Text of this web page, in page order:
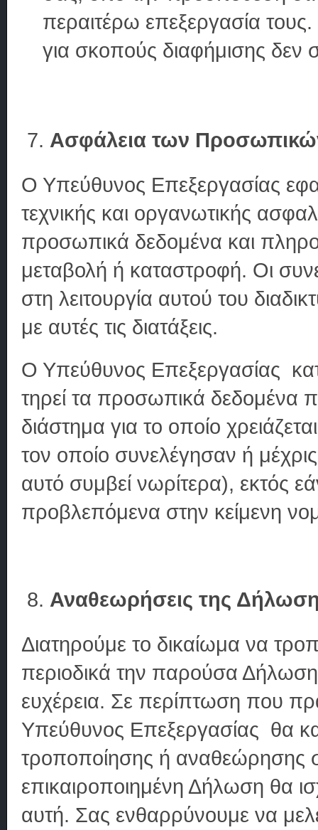
περαιτέρω επεξεργασία
για σκοπούς διαφήμισης δεν
Ασφάλεια των
O Yπεύθυνος Επεξεργασίας
τεχνικής και οργανωτικής
προσωπικά δεδομένα και
μεταβολή ή καταστροφή. Οι
στη λειτουργία αυτού του
με αυτές τις διατάξεις.
Ο Υπεύθυνος Επεξεργασίας
τηρεί τα προσωπικά δεδομένα
διάστημα για το οποίο
τον οποίο συνελέγησαν ή
αυτό συμβεί νωρίτερα), εκτός
προβλεπόμενα στην κείμενη
Αναθεωρήσεις της
Διατηρούμε το δικαίωμα να
περιοδικά την παρούσα
ευχέρεια. Σε περίπτωση που
Υπεύθυνος Επεξεργασίας θα
τροποποίησης ή αναθεώρησης
επικαιροποιημένη Δήλωση θα
αυτή. Σας ενθαρρύνουμε να